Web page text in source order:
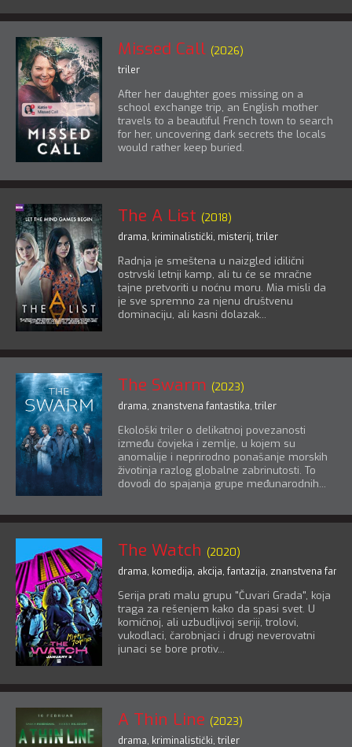
Missed Call (2026)
triler
After her daughter goes missing on a
school exchange trip, an English mother
travels to a beautiful French town to search
for her, uncovering dark secrets the locals
would rather keep buried.
The A List (2018)
drama, kriminalistički, misterij, triler
Radnja je smeštena u naizgled idilični
ostrvski letnji kamp, ali tu će se mračne
tajne pretvoriti u noćnu moru. Mia misli da
je sve spremno za njenu društvenu
dominaciju, ali kasni dolazak...
The Swarm (2023)
drama, znanstvena fantastika, triler
Ekološki triler o delikatnoj povezanosti
između čovjeka i zemlje, u kojem su
anomalije i neprirodno ponašanje morskih
životinja razlog globalne zabrinutosti. To
dovodi do spajanja grupe međunarodnih...
The Watch (2020)
drama, komedija, akcija, fantazija, znanstvena
Serija prati malu grupu "Čuvari Grada", koja
traga za rešenjem kako da spasi svet. U
komičnoj, ali uzbudljivoj seriji, trolovi,
vukodlaci, čarobnjaci i drugi neverovatni
junaci se bore protiv...
A Thin Line (2023)
drama, kriminalistički, triler